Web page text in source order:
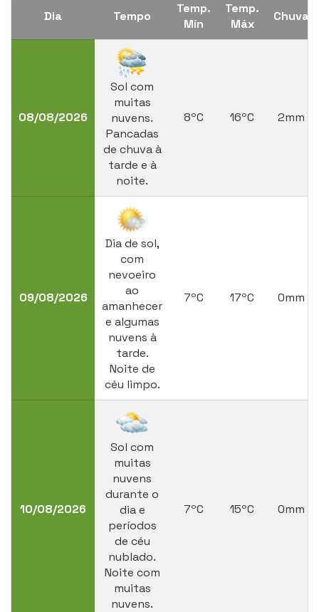
Dia Tempo
Temp.
Mín
Temp.
Máx
Chuva
08/08/2026
Sol com
muitas
nuvens.
Pancadas
de chuva à
tarde e à
noite.
8ºC 16ºC 2mm
09/08/2026
Dia de sol,
com
nevoeiro
ao
amanhecer
e algumas
nuvens à
tarde.
Noite de
céu limpo.
7ºC 17ºC 0mm
10/08/2026
Sol com
muitas
nuvens
durante o
dia e
períodos
de céu
nublado.
Noite com
muitas
nuvens.
7ºC 15ºC 0mm